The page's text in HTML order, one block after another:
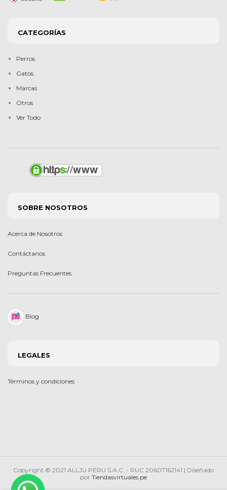
CATEGORÍAS
Perros
Gatos
Marcas
Otros
Ver Todo
SOBRE NOSOTROS
Acerca de Nosotros
Contáctanos
Preguntas Frecuentes
Blog
LEGALES
Términos y condiciones
Copyright © 2021 ALLJU PERU S.A.C. - RUC 20607162141 | Diseñado
por Tiendasvirtuales.pe